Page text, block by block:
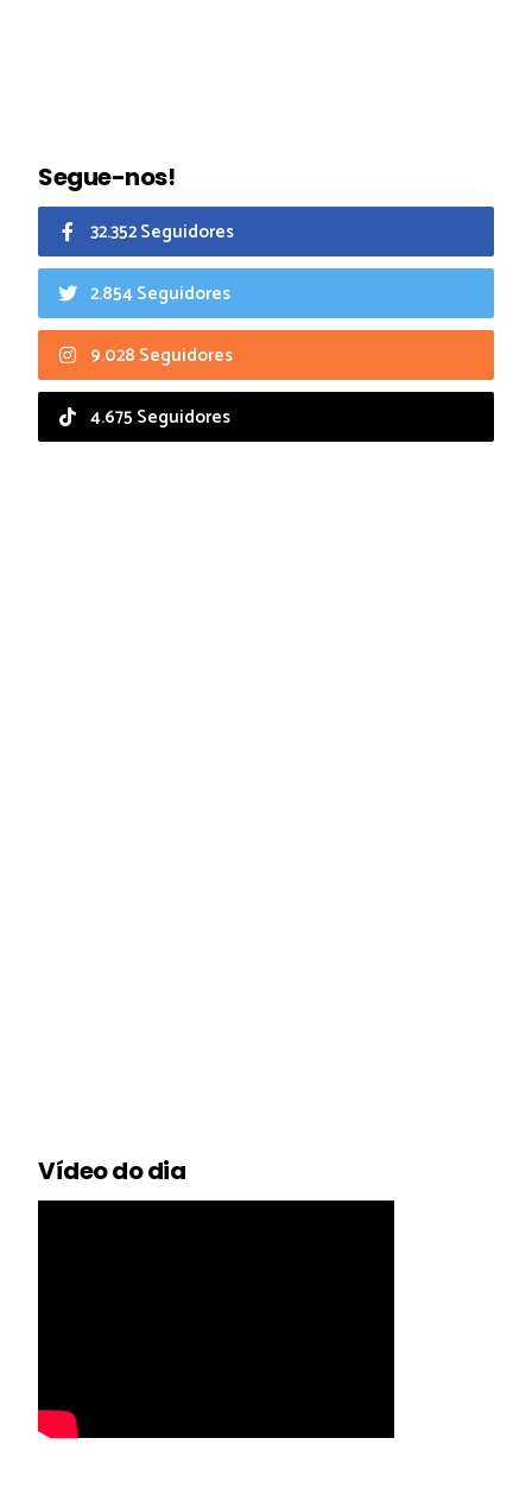
Segue-nos!
32.352 Seguidores
2.854 Seguidores
9.028 Seguidores
4.675 Seguidores
Vídeo do dia